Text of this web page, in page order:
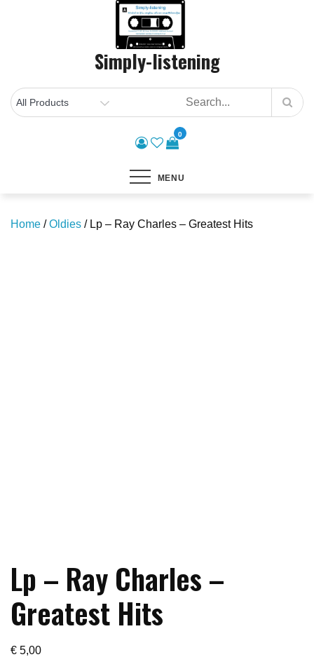
Simply-listening
0
MENU
Home /Oldies / Lp – Ray Charles – Greatest Hits
Lp – Ray Charles –
Greatest Hits
€ 5,00